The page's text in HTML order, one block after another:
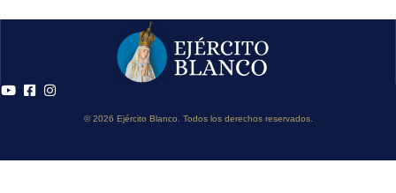
© 2026 Ejército Blanco. Todos los derechos reservados.